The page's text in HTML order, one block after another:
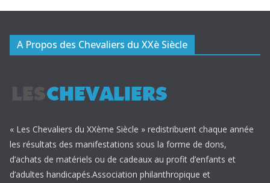
A Propos des Chevaliers du XXè Siècle
« Les Chevaliers du XXème Siècle » redistribuent chaque année
les résultats des manifestations sous la forme de dons,
d’achats de matériels ou de cadeaux au profit d’enfants et
d’adultes handicapés.Association philanthropique et